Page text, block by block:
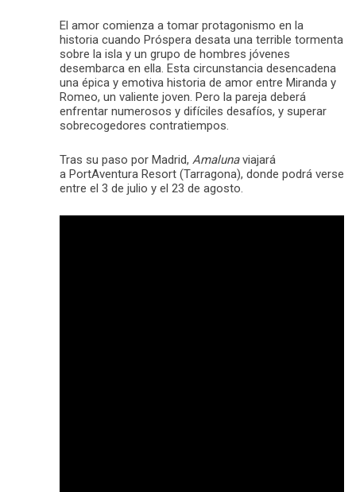
El amor comienza a tomar protagonismo en la
historia cuando Próspera desata una terrible tormenta
sobre la isla y un grupo de hombres jóvenes
desembarca en ella. Esta circunstancia desencadena
una épica y emotiva historia de amor entre Miranda y
Romeo, un valiente joven. Pero la pareja deberá
enfrentar numerosos y difíciles desafíos, y superar
sobrecogedores contratiempos.
Tras su paso por Madrid, Amalunaviajará
a PortAventura Resort (Tarragona), donde podrá verse
entre el 3 de julio y el 23 de agosto.